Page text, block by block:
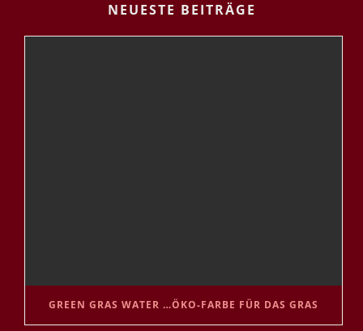
NEUESTE BEITRÄGE
GREEN GRAS WATER …ÖKO-FARBE FÜR DAS GRAS